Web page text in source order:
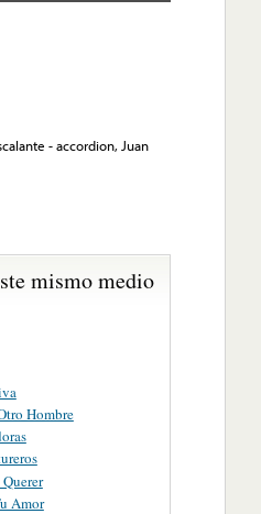
- accordion, Juan
mismo medio
Hombre
Amor